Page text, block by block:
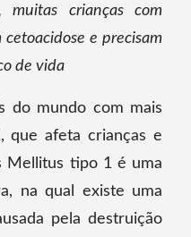
muitas crianças com
e precisam
de vida
do mundo com mais
que afeta crianças e
Mellitus tipo 1 é uma
na qual existe uma
pela destruição